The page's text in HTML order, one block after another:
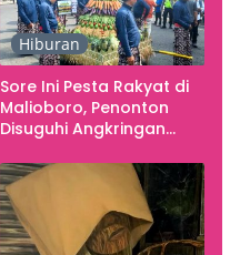
Hiburan
Sore Ini Pesta Rakyat di
Malioboro, Penonton
Disuguhi Angkringan